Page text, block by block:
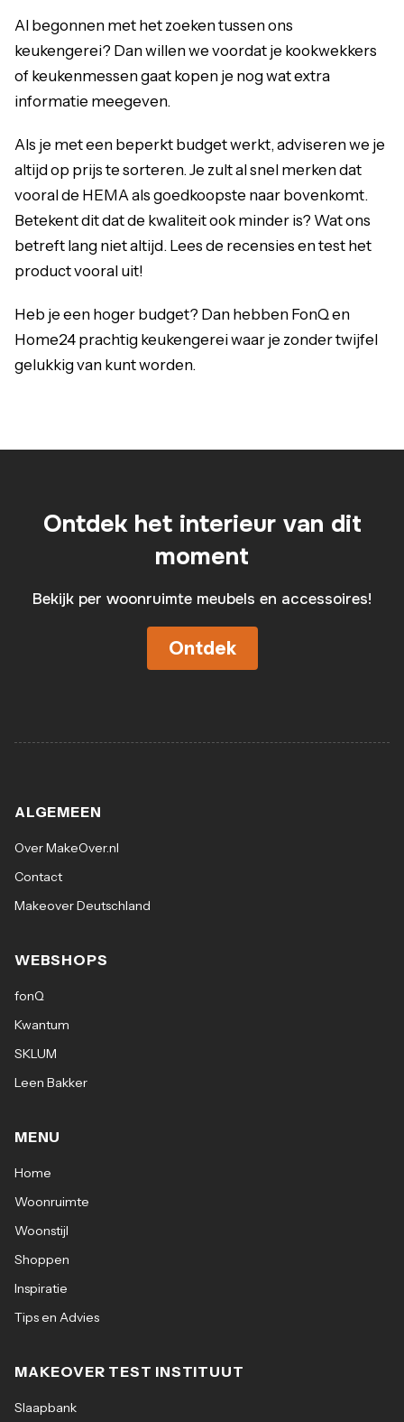
Al begonnen met het zoeken tussen ons
keukengerei? Dan willen we voordat je kookwekkers
of keukenmessen gaat kopen je nog wat extra
informatie meegeven.
Als je met een beperkt budget werkt, adviseren we je
altijd op prijs te sorteren. Je zult al snel merken dat
vooral de HEMAals goedkoopste naar bovenkomt.
Betekent dit dat de kwaliteit ook minder is? Wat ons
betreft lang niet altijd. Lees de recensies en test het
product vooral uit!
Heb je een hoger budget? Dan hebben FonQ en
Home24 prachtig keukengerei waar je zonder twijfel
gelukkig van kunt worden.
Ontdek het interieur van dit
moment
Bekijk per woonruimte meubels en accessoires!
Ontdek
ALGEMEEN
Over MakeOver.nl
Contact
Makeover Deutschland
WEBSHOPS
fonQ
Kwantum
SKLUM
Leen Bakker
MENU
Home
Woonruimte
Woonstijl
Shoppen
Inspiratie
Tips en Advies
MAKEOVER TEST INSTITUUT
Slaapbank